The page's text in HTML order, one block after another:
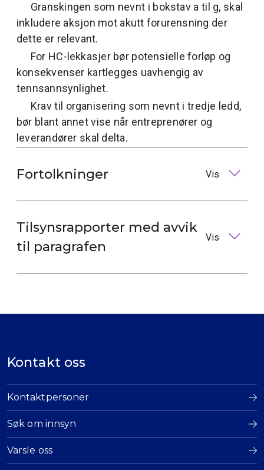
Granskingen som nevnt i bokstav a til g, skal
inkludere aksjon mot akutt forurensning der
dette er relevant.
For HC-lekkasjer bør potensielle forløp og
konsekvenser kartlegges uavhengig av
tennsannsynlighet.
Krav til organisering som nevnt i tredje ledd,
bør blant annet vise når entreprenører og
leverandører skal delta.
Fortolkninger Vis
Tilsynsrapporter med avvik
til paragrafen
Vis
Kontakt oss
Kontaktpersoner
Søk om innsyn
Varsle oss